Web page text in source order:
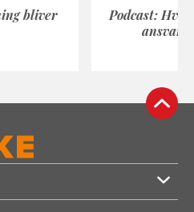
bliver
Podcast: